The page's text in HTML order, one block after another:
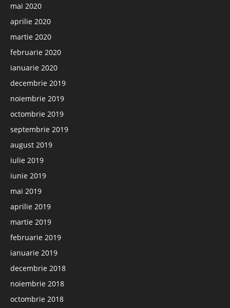
mai 2020
aprilie 2020
martie 2020
februarie 2020
ianuarie 2020
decembrie 2019
noiembrie 2019
octombrie 2019
septembrie 2019
august 2019
iulie 2019
iunie 2019
mai 2019
aprilie 2019
martie 2019
februarie 2019
ianuarie 2019
decembrie 2018
noiembrie 2018
octombrie 2018